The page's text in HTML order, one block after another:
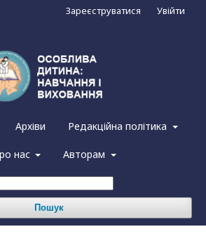
Архіви Редакційна політика
нас Авторам
Пошук
Зареєструватися Увійти